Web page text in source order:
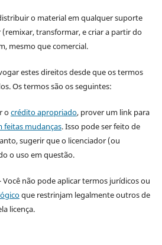
o material em qualquer suporte
transformar, e criar a partir do
mesmo que comercial.
estes direitos desde que os termos
Os termos são os seguintes:
ocrédito apropriado, prover um link para
feitas mudanças. Isso pode ser feito de
sugerir que o licenciador (ou
o uso em questão.
Você não pode aplicar termos jurídicos ou
que restrinjam legalmente outros de
licença.